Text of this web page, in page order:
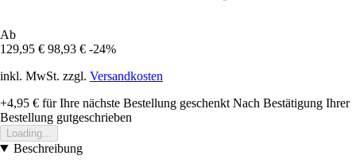
Ab
129,95 € 98,93 € -24%
inkl. MwSt. zzgl. Versandkosten
+4,95 € für Ihre nächste Bestellung geschenkt Nach Bestätigung Ihrer
Bestellung gutgeschrieben
Loading...
Beschreibung